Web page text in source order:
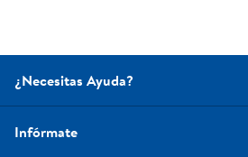
¿Necesitas Ayuda?
Infórmate